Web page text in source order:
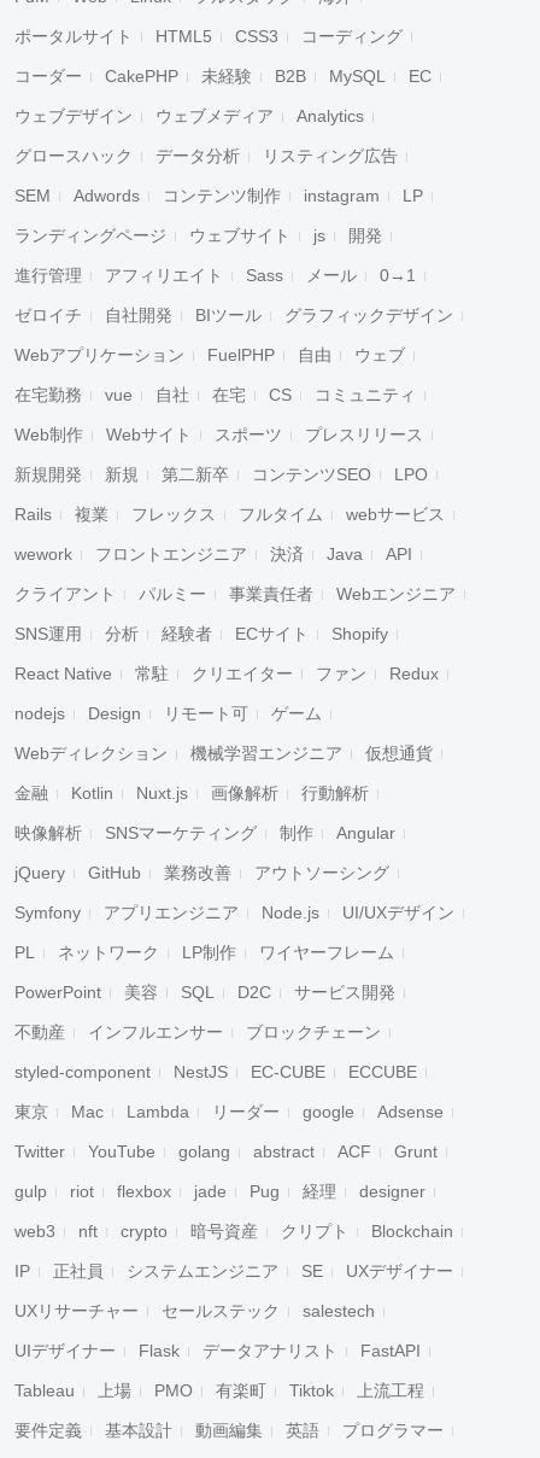
ポータルサイト HTML5 CSS3 コーディング
コーダー CakePHP 未経験 B2B MySQL EC
ウェブデザイン ウェブメディア Analytics
グロースハック データ分析 リスティング広告
SEM Adwords コンテンツ制作 instagram LP
ランディングページ ウェブサイト js 開発
進行管理 アフィリエイト Sass メール 0→1
ゼロイチ 自社開発 BIツール グラフィックデザイン
Webアプリケーション FuelPHP 自由 ウェブ
在宅勤務 vue 自社 在宅 CS コミュニティ
Web制作 Webサイト スポーツ プレスリリース
新規開発 新規 第二新卒 コンテンツSEO LPO
Rails 複業 フレックス フルタイム webサービス
wework フロントエンジニア 決済 Java API
クライアント パルミー 事業責任者 Webエンジニア
SNS運用 分析 経験者 ECサイト Shopify
React Native 常駐 クリエイター ファン Redux
nodejs Design リモート可 ゲーム
Webディレクション 機械学習エンジニア 仮想通貨
金融 Kotlin Nuxt.js 画像解析 行動解析
映像解析 SNSマーケティング 制作 Angular
jQuery GitHub 業務改善 アウトソーシング
Symfony アプリエンジニア Node.js UI/UXデザイン
PL ネットワーク LP制作 ワイヤーフレーム
PowerPoint 美容 SQL D2C サービス開発
不動産 インフルエンサー ブロックチェーン
styled-component NestJS EC-CUBE ECCUBE
東京 Mac Lambda リーダー google Adsense
Twitter YouTube golang abstract ACF Grunt
gulp riot flexbox jade Pug 経理 designer
web3 nft crypto 暗号資産 クリプト Blockchain
IP 正社員 システムエンジニア SE UXデザイナー
UXリサーチャー セールステック salestech
UIデザイナー Flask データアナリスト FastAPI
Tableau 上場 PMO 有楽町 Tiktok 上流工程
要件定義 基本設計 動画編集 英語 プログラマー